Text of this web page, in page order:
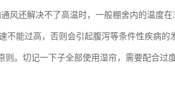
风还解决不了高温时，一般棚舍内的温度
不能过高，否则会引起腹泻等条件性疾病的
则。切记一下子全部使用湿帘，需要配合过